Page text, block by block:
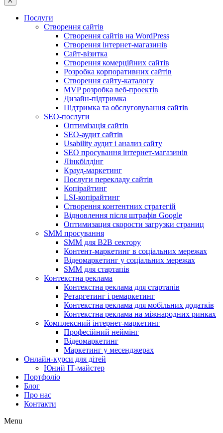
Послуги
Створення сайтів
Створення сайтів на WordPress
Створення інтернет-магазинів
Сайт-візитка
Створення комерційних сайтів
Розробка корпоративних сайтів
Створення сайту-каталогу
MVP розробка веб-проектів
Дизайн-підтримка
Підтримка та обслуговування сайтів
SEO-послуги
Оптимізація сайтів
SEO-аудит сайтів
Usability аудит і анализ сайту
SEO просування інтернет-магазинів
Лінкбілдінг
Крауд-маркетинг
Послуги перекладу сайтів
Копірайтинг
LSI-копірайтинг
Створення контентних стратегій
Відновлення після штрафів Google
Оптимизация скорости загрузки страниц
SMM просування
SMM для B2B сектору
Контент-маркетинг в соціальних мережах
Відеомаркетинг у соціальних мережах
SMM для стартапів
Контекстна реклама
Контекстна реклама для стартапів
Ретаргетинг і ремаркетинг
Контекстна реклама для мобільних додатків
Контекстна реклама на міжнародних ринках
Комплексний інтернет-маркетинг
Професійний неймінг
Відеомаркетинг
Маркетинг у месенджерах
Онлайн-курси для дітей
Юний ІТ-майстер
Портфоліо
Блог
Про нас
Контакти
Menu